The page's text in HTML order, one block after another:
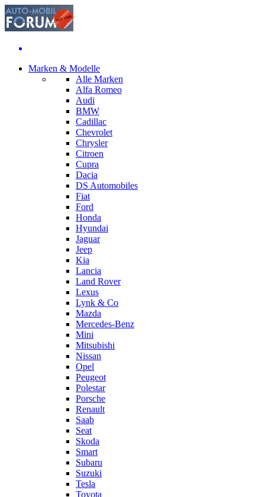
Marken & Modelle
Alle Marken
Alfa Romeo
Audi
BMW
Cadillac
Chevrolet
Chrysler
Citroen
Cupra
Dacia
DS Automobiles
Fiat
Ford
Honda
Hyundai
Jaguar
Jeep
Kia
Lancia
Land Rover
Lexus
Lynk & Co
Mazda
Mercedes-Benz
Mini
Mitsubishi
Nissan
Opel
Peugeot
Polestar
Porsche
Renault
Saab
Seat
Skoda
Smart
Subaru
Suzuki
Tesla
Toyota